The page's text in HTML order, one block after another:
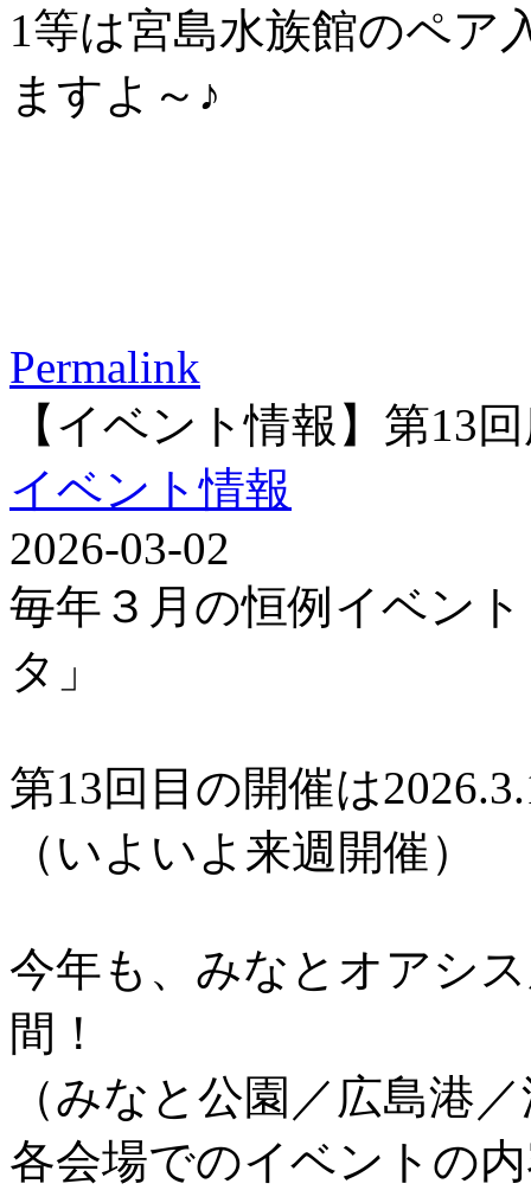
1等は宮島水族館のペア
ますよ～♪
Permalink
【イベント情報】第13
イベント情報
2026-03-02
毎年３月の恒例イベン
タ」
第13回目の開催は
（いよいよ来週開催）
今年も、みなとオアシ
間！
（みなと公園／広島港
各会場でのイベントの